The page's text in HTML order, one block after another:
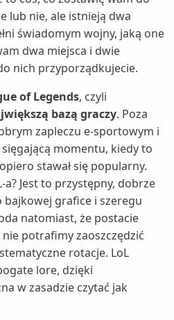
lub nie, ale istnieją dwa
świadomym wojny, jaką one
dwa miejsca i dwie
nich przyporządkujecie.
of Legends, czyli
bazą graczy. Poza
zapleczu e-sportowym i
momentu, kiedy to
stawał się popularny.
Jest to przystępny, dobrze
grafice i szeregu
natomiast, że postacie
potrafimy zaoszczędzić
rotacje. LoL
lore, dzięki
w zasadzie czytać jak